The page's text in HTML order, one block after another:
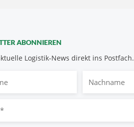
ABONNIEREN
Logistik-News direkt ins Postfach.